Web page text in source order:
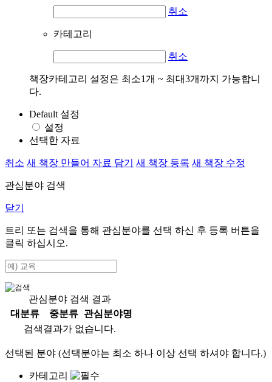
취소
카테고리
취소
책장카테고리 설정은 최소1개 ~ 최대3개까지 가능합니
다.
Default 설정
설정
선택한 자료
취소 새 책장 만들어 자료 담기 새 책장 등록 새 책장 수정
관심분야 검색
닫기
트리 또는 검색을 통해 관심분야를 선택 하신 후 등록 버튼을
클릭 하십시오.
관심분야 검색 결과
대분류
중분류
관심분야명
검색결과가 없습니다.
선택된 분야 (선택분야는 최소 하나 이상 선택 하셔야 합니다.)
카테고리